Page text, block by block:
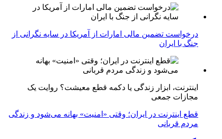
درخواست تضمین مالی امارات از آمریکا در سایه نگرانی از
جنگ با ایران
اینترنت، ابزار زندگی یا دکمه قطع معیشت؟ روایت یک
مجازات جمعی
قطع اینترنت در ایران؛ وقتی «امنیت» بهانه می‌شود و زندگی
مردم قربانی